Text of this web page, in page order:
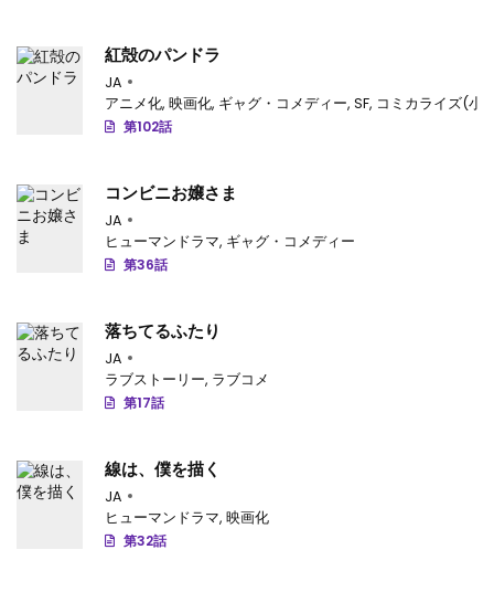
第45話 : 第45話
: 第44話
第42話 : 第42話
: 第41話
: 第40話
: 第39話
第38話 : 第38話
: 第37話
第35話 : 第35話
: 第34話
紅殻のパンドラ
JA
アニメ化, 映画化, ギャグ・コメディー, SF, コミカライズ(小
第102話
コンビニお嬢さま
JA
ヒューマンドラマ, ギャグ・コメディー
第36話
落ちてるふたり
JA
ラブストーリー, ラブコメ
第17話
線は、僕を描く
JA
ヒューマンドラマ, 映画化
第32話